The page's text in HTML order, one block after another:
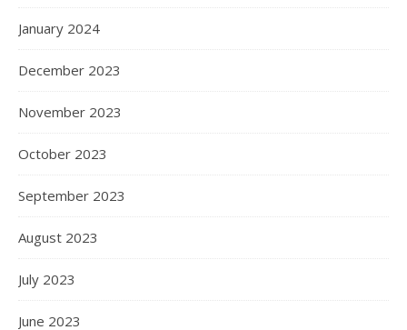
January 2024
December 2023
November 2023
October 2023
September 2023
August 2023
July 2023
June 2023